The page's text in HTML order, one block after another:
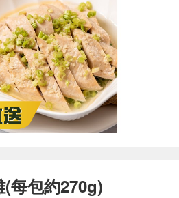
每包約270g)